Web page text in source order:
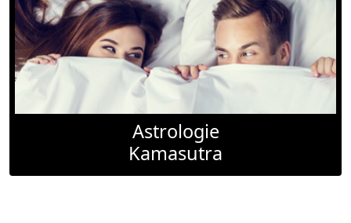
Astrologie
Kamasutra